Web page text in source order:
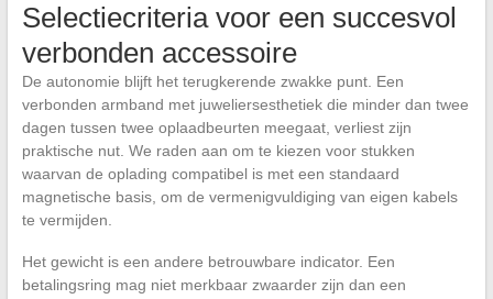
Selectiecriteria voor een succesvol
verbonden accessoire
De autonomie blijft het terugkerende zwakke punt. Een
verbonden armband met juweliersesthetiek die minder dan twee
dagen tussen twee oplaadbeurten meegaat, verliest zijn
praktische nut. We raden aan om te kiezen voor stukken
waarvan de oplading compatibel is met een standaard
magnetische basis, om de vermenigvuldiging van eigen kabels
te vermijden.
Het gewicht is een andere betrouwbare indicator. Een
betalingsring mag niet merkbaar zwaarder zijn dan een